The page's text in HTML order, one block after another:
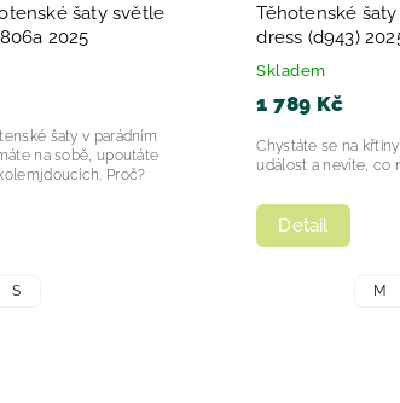
šaty světle
2025
šaty v parádním
na sobě, upoutáte
Proč?
S
Těhotenské
dress (d943)
Skladem
1 789 Kč
Detail
Chystáte se na
událost a nevíte, co
M